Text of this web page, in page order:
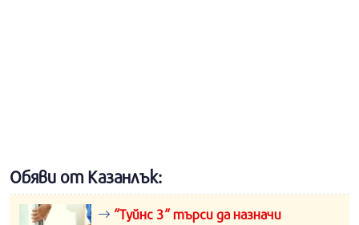
Обяви от Казанлък:
“Туйнс 3“ търси да назначи